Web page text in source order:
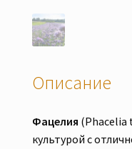
Описание
Фацелия (Phacelia
культурой с